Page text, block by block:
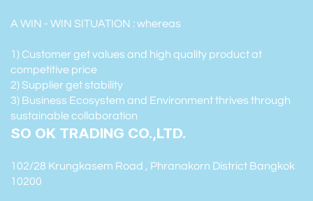
A WIN - WIN SITUATION : whereas
1) Customer get values and high quality product at
competitive price
2) Supplier get stability
3) Business Ecosystem and Environment thrives through
sustainable collaboration
SO OK TRADING CO.,LTD.
102/28 Krungkasem Road , Phranakorn District Bangkok
10200